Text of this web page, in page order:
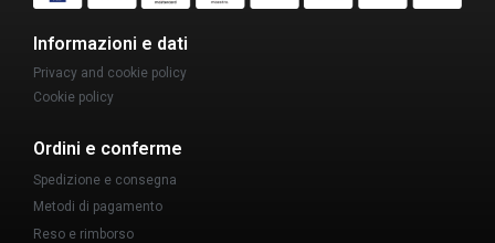
Informazioni e dati
Privacy and cookie policy
Cookie policy
Ordini e conferme
Spedizione e consegna
Metodi di pagamento
Reso e rimborso